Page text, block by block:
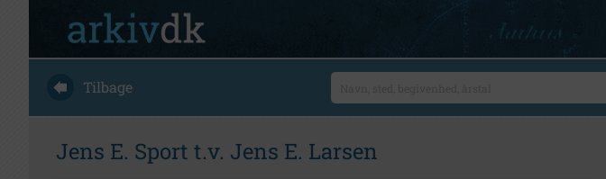
Tilbage
Jens E. Sport t.v. Jens E. Larsen